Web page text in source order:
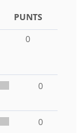
PUNTS
0
0
0